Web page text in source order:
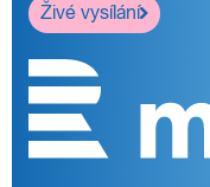
Živé vysílání